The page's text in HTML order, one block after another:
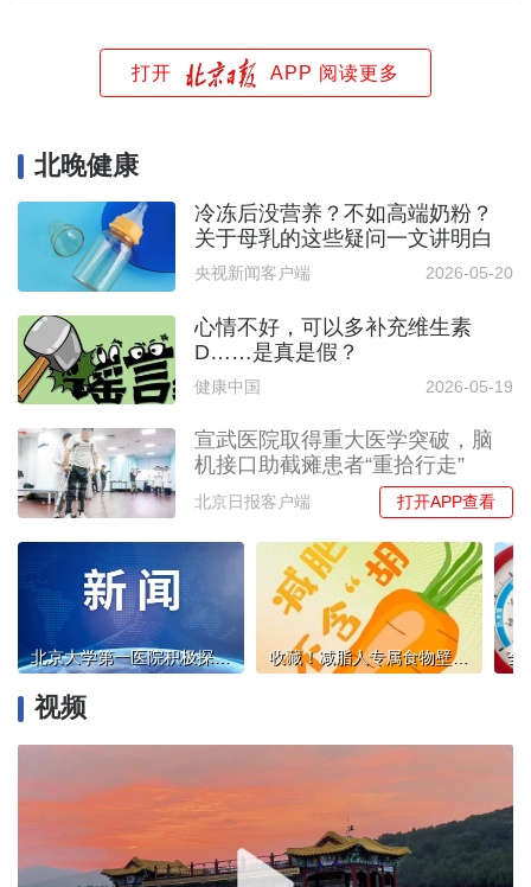
打开 APP 阅读更多
北晚健康
冷冻后没营养？不如高端奶粉？
关于母乳的这些疑问一文讲明白
央视新闻客户端 2026-05-20
心情不好，可以多补充维生素
D……是真是假？
健康中国 2026-05-19
宣武医院取得重大医学突破，脑
机接口助截瘫患者“重拾行走”
北京日报客户端 打开APP查看
北京大学第一医院积极探索晚期前列腺癌精准诊疗新实践 收藏！减脂人专属食物壁纸好看又实用
视频